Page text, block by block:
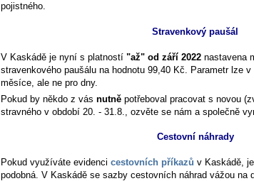
pojistného.
Stravenkový paušál
V Kaskádě je nyní s platností "až" od září 2022 nastavena
stravenkového paušálu na hodnotu 99,40 Kč. Parametr lze
měsíce, ale ne pro dny.
Pokud by někdo z vás nutně potřeboval pracovat s novou
stravného v období 20. - 31.8., ozvěte se nám a společně
Cestovní náhrady
Pokud využíváte evidenci cestovních příkazů v Kaskádě,
podobná. V Kaskádě se sazby cestovních náhrad vážou